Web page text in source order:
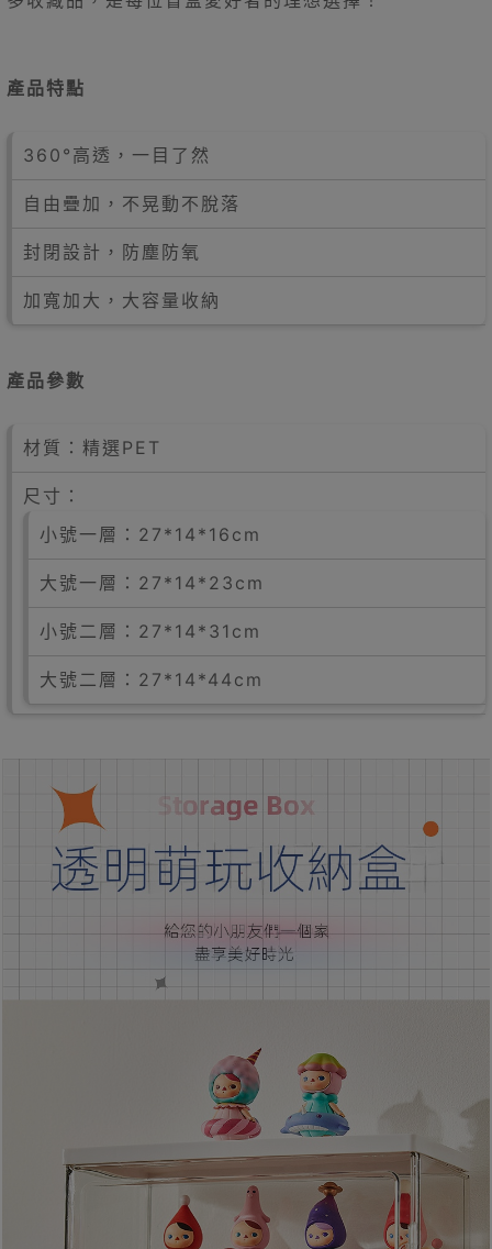
產品特點
360°高透，一目了然
自由疊加，不晃動不脫落
封閉設計，防塵防氧
加寬加大，大容量收納
產品參數
材質：精選PET
尺寸：
小號一層：27*14*16cm
大號一層：27*14*23cm
小號二層：27*14*31cm
大號二層：27*14*44cm